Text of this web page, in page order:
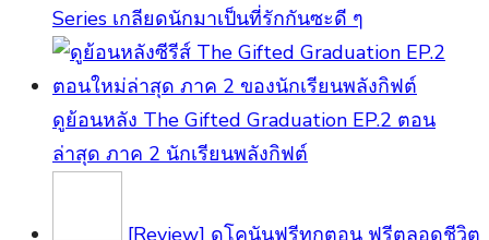
Series เกลียดนักมาเป็นที่รักกันซะดี ๆ
ดูย้อนหลัง The Gifted Graduation EP.2 ตอน
ล่าสุด ภาค 2 นักเรียนพลังกิฟต์
[Review] ดูโคนันฟรีทุกตอน ฟรีตลอดชีวิต